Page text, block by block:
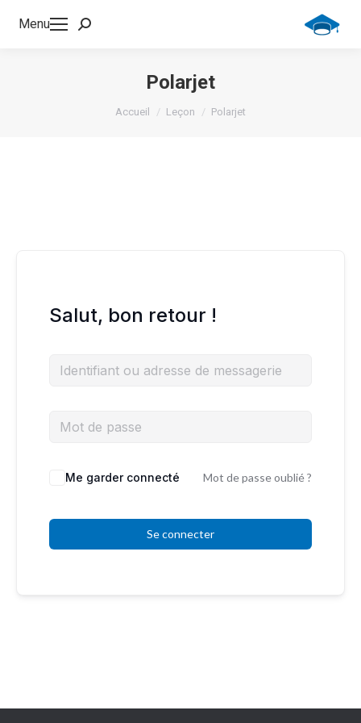
Menu
Recherche
Polarjet
Vous êtes ici :
Accueil Leçon Polarjet
Salut, bon retour !
Me garder connecté Mot de passe oublié ?
Se connecter